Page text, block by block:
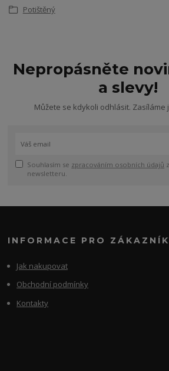
Potištěný
Nepropásněte
a slevy!
Můžete se kdykoli odhlásit. Zasíláme
Souhlasím se zpracováním osobních údajů
newsletteru.
INFORMACE PRO
Jak nakupovat
Obchodní podmínky
Kontakty